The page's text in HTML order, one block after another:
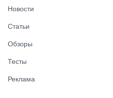
Новости
Статьи
Обзоры
Тесты
Реклама